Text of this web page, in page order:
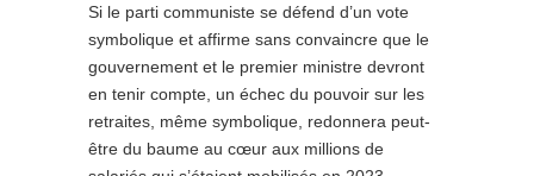
Si le parti communiste se défend d’un vote
symbolique et affirme sans convaincre que le
gouvernement et le premier ministre devront
en tenir compte, un échec du pouvoir sur les
retraites, même symbolique, redonnera peut-
être du baume au cœur aux millions de